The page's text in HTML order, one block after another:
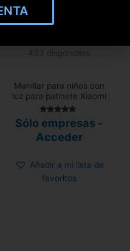
433 disponibles
Manillar para niños con
luz para patinete Xiaomi
con
de 5
Sólo empresas -
Acceder
Añadir a mi lista de
favoritos